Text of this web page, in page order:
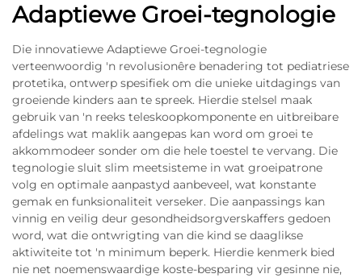
Adaptiewe Groei-tegnologie
Die innovatiewe Adaptiewe Groei-tegnologie
verteenwoordig 'n revolusionêre benadering tot pediatriese
protetika, ontwerp spesifiek om die unieke uitdagings van
groeiende kinders aan te spreek. Hierdie stelsel maak
gebruik van 'n reeks teleskoopkomponente en uitbreibare
afdelings wat maklik aangepas kan word om groei te
akkommodeer sonder om die hele toestel te vervang. Die
tegnologie sluit slim meetsisteme in wat groeipatrone
volg en optimale aanpastyd aanbeveel, wat konstante
gemak en funksionaliteit verseker. Die aanpassings kan
vinnig en veilig deur gesondheidsorgverskaffers gedoen
word, wat die ontwrigting van die kind se daaglikse
aktiwiteite tot 'n minimum beperk. Hierdie kenmerk bied
nie net noemenswaardige koste-besparing vir gesinne nie,